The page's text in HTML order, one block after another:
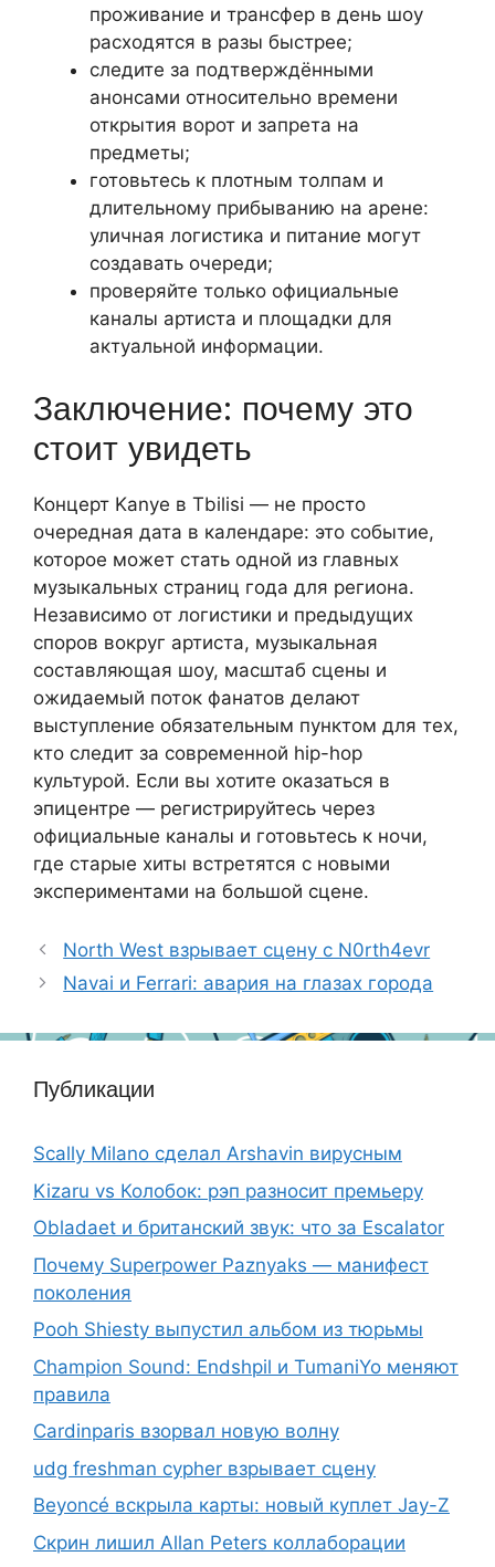
проживание и трансфер в день шоу
расходятся в разы быстрее;
следите за подтверждёнными
анонсами относительно времени
открытия ворот и запрета на
предметы;
готовьтесь к плотным толпам и
длительному прибыванию на арене:
уличная логистика и питание могут
создавать очереди;
проверяйте только официальные
каналы артиста и площадки для
актуальной информации.
Заключение: почему это
стоит увидеть
Концерт Kanye в Tbilisi — не просто
очередная дата в календаре: это событие,
которое может стать одной из главных
музыкальных страниц года для региона.
Независимо от логистики и предыдущих
споров вокруг артиста, музыкальная
составляющая шоу, масштаб сцены и
ожидаемый поток фанатов делают
выступление обязательным пунктом для тех,
кто следит за современной hip-hop
культурой. Если вы хотите оказаться в
эпицентре — регистрируйтесь через
официальные каналы и готовьтесь к ночи,
где старые хиты встретятся с новыми
экспериментами на большой сцене.
North West взрывает сцену с N0rth4evr
Navai и Ferrari: авария на глазах города
Публикации
Scally Milano сделал Arshavin вирусным
Kizaru vs Колобок: рэп разносит премьеру
Obladaet и британский звук: что за Escalator
Почему Superpower Paznyaks — манифест
поколения
Pooh Shiesty выпустил альбом из тюрьмы
Champion Sound: Endshpil и TumaniYo меняют
правила
Cardinparis взорвал новую волну
udg freshman cypher взрывает сцену
Beyoncé вскрыла карты: новый куплет Jay-Z
Скрин лишил Allan Peters коллаборации